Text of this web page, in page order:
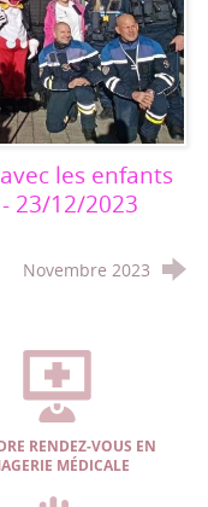
les enfants
23/12/2023
Novembre 2023
RENDEZ-VOUS EN
MÉDICALE